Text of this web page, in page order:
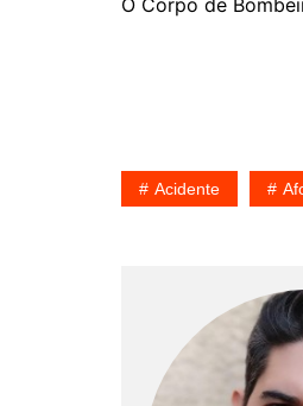
O Corpo de
Acidente